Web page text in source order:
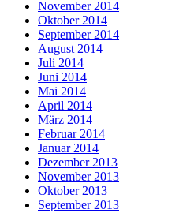
November 2014
Oktober 2014
September 2014
August 2014
Juli 2014
Juni 2014
Mai 2014
April 2014
März 2014
Februar 2014
Januar 2014
Dezember 2013
November 2013
Oktober 2013
September 2013